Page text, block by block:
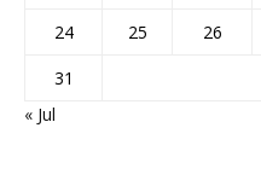
24
25 26
31
« Jul